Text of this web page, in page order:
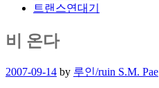
트랜스연대기
비 온다
Posted
2007-09-14 by 루인/ruin S.M. Pae